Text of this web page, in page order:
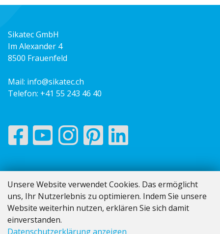
Sikatec GmbH
Im Alexander 4
8500 Frauenfeld
Mail: info@sikatec.ch
Telefon: +41 55 243 46 40
Impressum
AGB
Datenschutz
Vom Angebot bis zur Rechnung
Unsere Website verwendet Cookies. Das ermöglicht
uns, Ihr Nutzerlebnis zu optimieren. Indem Sie unsere
Website weiterhin nutzen, erklären Sie sich damit
einverstanden.
Datenschutzerklärung anzeigen